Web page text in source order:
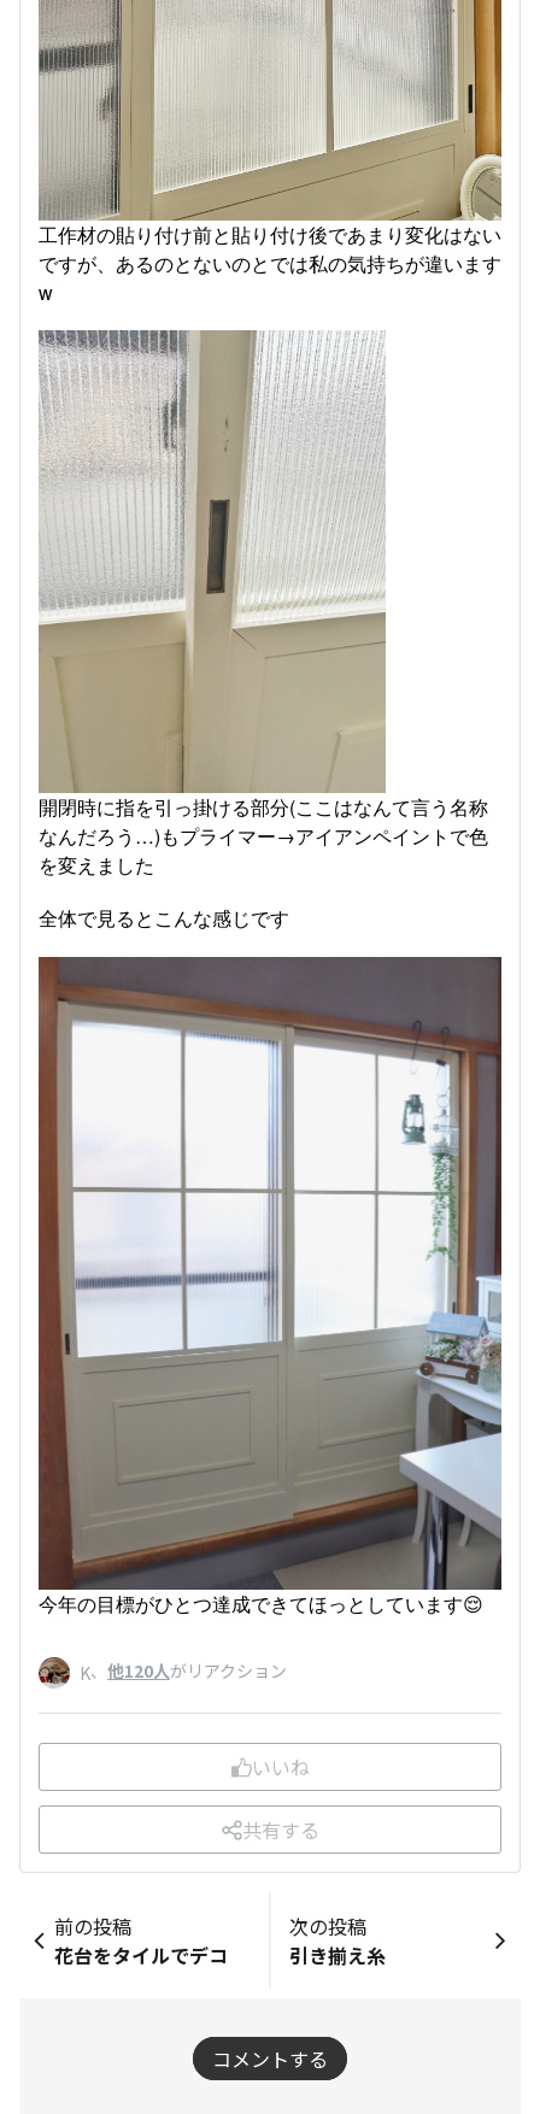
工作材の貼り付け前と貼り付け後であまり変化はない
ですが、あるのとないのとでは私の気持ちが違います
w
開閉時に指を引っ掛ける部分(ここはなんて言う名称
なんだろう…)もプライマー→アイアンペイントで色
を変えました
全体で見るとこんな感じです
今年の目標がひとつ達成できてほっとしています😌
K、 他120人がリアクション
いいね
共有する
前の投稿
花台をタイルでデコ
次の投稿
引き揃え糸
コメントする